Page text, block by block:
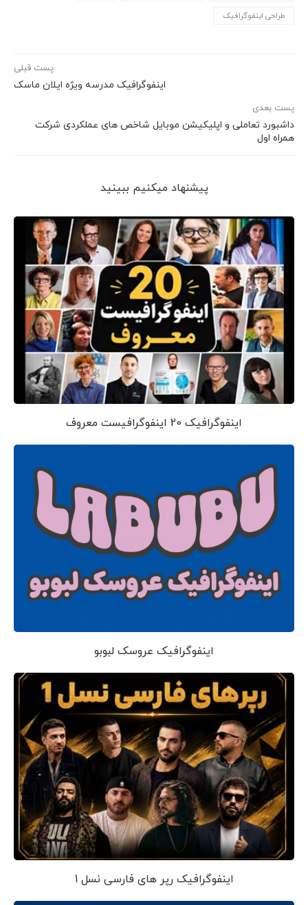
طراحی اینفوگرافیک
پست قبلی
اینفوگرافیک مدرسه ویژه ایلان ماسک
پست بعدی
داشبورد تعاملی و اپلیکیشن موبایل شاخص های عملکردی شرکت
همراه اول
پیشنهاد می‎کنیم ببینید
اینفوگرافیک 20 اینفوگرافیست معروف
اینفوگرافیک عروسک لبوبو
اینفوگرافیک رپر های فارسی نسل 1